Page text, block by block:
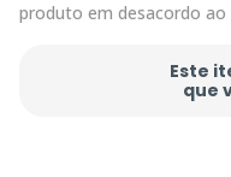
produto em desacordo ao
Este
que